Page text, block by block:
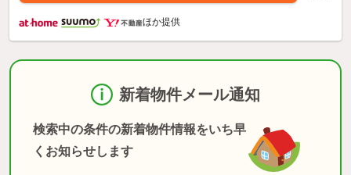
ほか提供
新着物件メール通知
検索中の条件の新着物件情報をいち早
くお知らせします